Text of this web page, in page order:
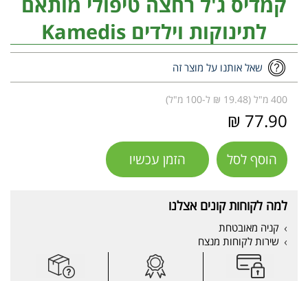
לתינוקות וילדים Kamedis
שאל אותנו על מוצר זה
400 מ"ל (19.48 ₪ ל-100 מ"ל)
77.90 ₪
הוסף לסל הזמן עכשיו
למה לקוחות קונים אצלנו
קניה מאובטחת
שירות לקוחות מנצח